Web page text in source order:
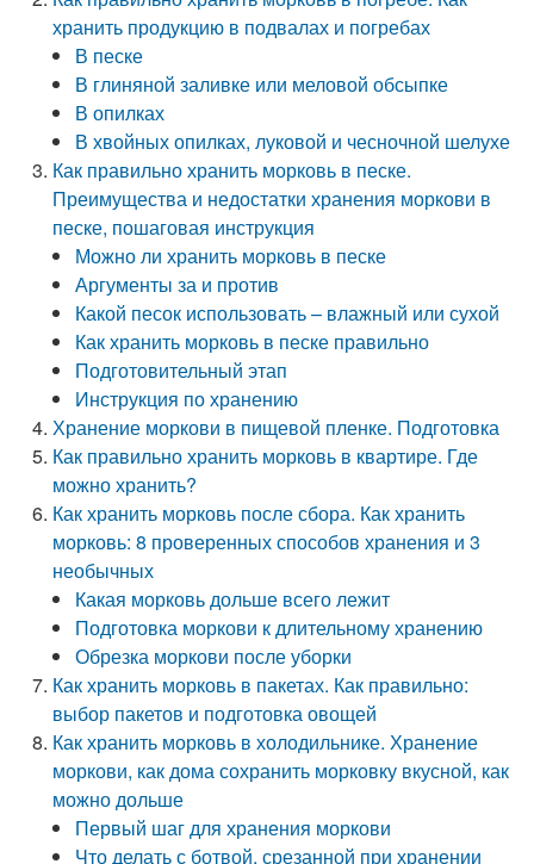
хранить продукцию в подвалах и погребах
В песке
В глиняной заливке или меловой обсыпке
В опилках
В хвойных опилках, луковой и чесночной шелухе
Как правильно хранить морковь в песке.
Преимущества и недостатки хранения моркови в
песке, пошаговая инструкция
Можно ли хранить морковь в песке
Аргументы за и против
Какой песок использовать – влажный или сухой
Как хранить морковь в песке правильно
Подготовительный этап
Инструкция по хранению
Хранение моркови в пищевой пленке. Подготовка
Как правильно хранить морковь в квартире. Где
можно хранить?
Как хранить морковь после сбора. Как хранить
морковь: 8 проверенных способов хранения и 3
необычных
Какая морковь дольше всего лежит
Подготовка моркови к длительному хранению
Обрезка моркови после уборки
Как хранить морковь в пакетах. Как правильно:
выбор пакетов и подготовка овощей
Как хранить морковь в холодильнике. Хранение
моркови, как дома сохранить морковку вкусной, как
можно дольше
Первый шаг для хранения моркови
Что делать с ботвой, срезанной при хранении